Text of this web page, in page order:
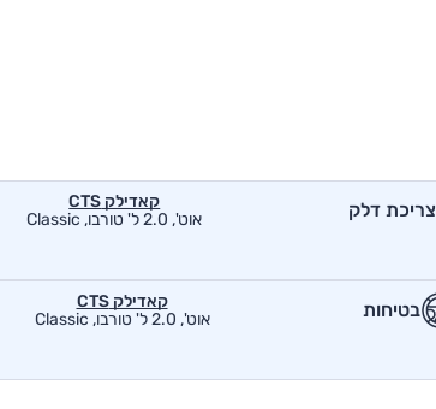
צריכת דלק
קאדילק CTS
אוט', 2.0 ל' טורבו, Classic
בטיחות
קאדילק CTS
אוט', 2.0 ל' טורבו, Classic